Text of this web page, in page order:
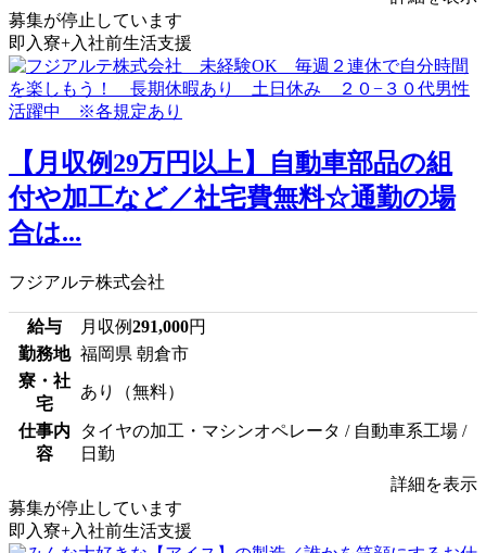
募集が停止しています
即入寮+入社前生活支援
【月収例29万円以上】自動車部品の組
付や加工など／社宅費無料☆通勤の場
合は...
フジアルテ株式会社
給与 月収例291,000円
勤務地 福岡県 朝倉市
寮・社
宅
あり（無料）
仕事内
容
タイヤの加工・マシンオペレータ / 自動車系工場 /
日勤
詳細を表示
募集が停止しています
即入寮+入社前生活支援